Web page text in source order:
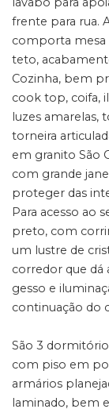
frente para rua.
comporta mesa
teto,
Cozinha, bem
cook top, coifa,
luzes
torneira
em granito São
com grande
proteger das
Para acesso ao
preto, com
um lustre de
corredor que dá
gesso e
continuação do
São 3
com piso em
armários
laminado, bem